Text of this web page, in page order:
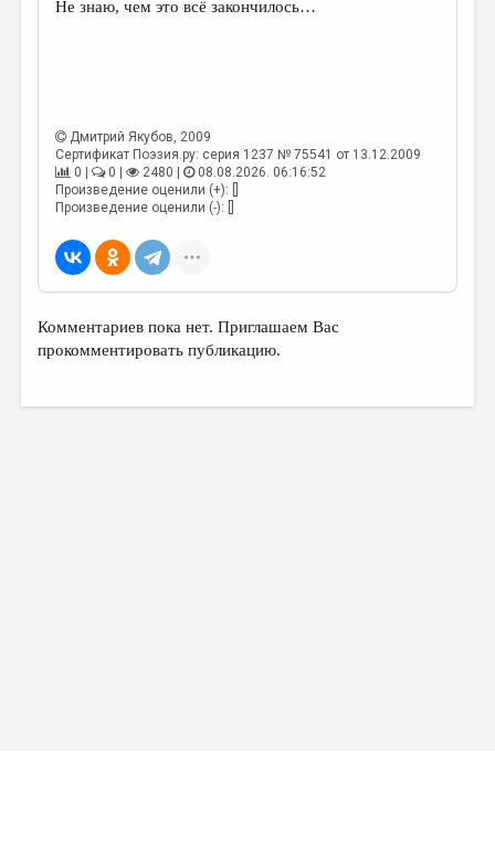
Не знаю, чем это всё закончилось…
Дмитрий Якубов, 2009
Сертификат Поэзия.ру: серия 1237 № 75541 от 13.12.2009
0 |
0 | 2480 |
08.08.2026. 06:16:52
Произведение оценили (+): []
Произведение оценили (-): []
Комментариев пока нет. Приглашаем Вас
прокомментировать публикацию.